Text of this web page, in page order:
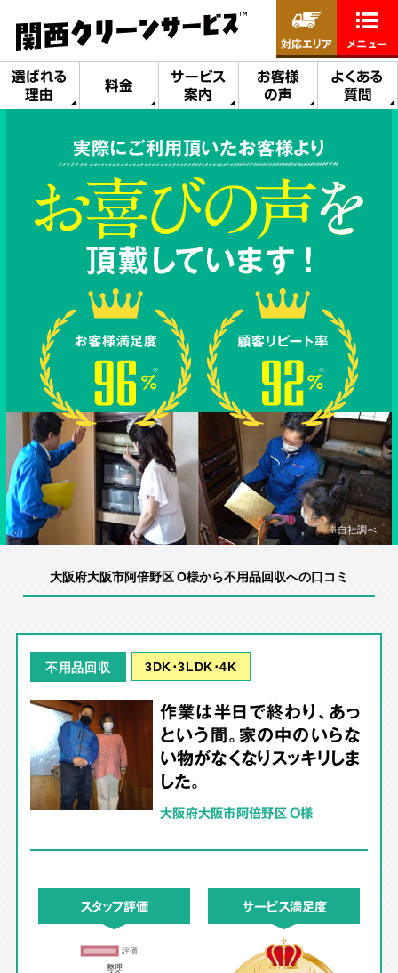
選ばれる
理由
料金
サービス
案内
お客様
の声
よくある
質問
対応エリア メニュー
実際にご利用頂いたお客様より
※自社調べ
大阪府大阪市阿倍野区 O様から不用品回収への口コミ
不用品回収 3DK･3LDK･4K
作業は半日で終わり、あっ
という間。家の中のいらな
い物がなくなりスッキリしま
した。
大阪府大阪市阿倍野区 O様
スタッフ評価 サービス満足度